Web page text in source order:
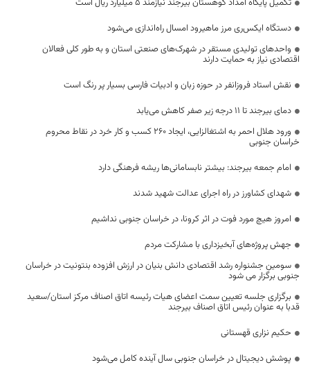
تکمیل پایگاه امداد کوهستان بیرجند نیازمند ۵ میلیارد ریال است
دستگاه ایکس‌ری مرز ماهیرود امسال راه‌اندازی می‌شود
واحدهای تولیدی مستقر در شهرک‌های صنعتی استان و به طور کلی فعالان
اقتصادی نیاز به حمایت دارند
نقش استاد فروزانفر در حوزه زبان و ادبیات فارسی بسیار پر رنگ است
دمای بیرجند تا ۱۱ درجه زیر صفر کاهش می‌یابد
ورود هلال احمر به اشتغالزایی، ایجاد ۲۶۰ کسب و کار خرد در نقاط محروم
خراسان جنوبی
امام جمعه بیرجند: بیشتر نابسامانی‌ها ریشه فرهنگی دارد
شهدای کشاورز در راه اجرای عدالت شهید شدند
امروز هیچ مورد فوت در اثر کرونا، در خراسان جنوبی نداشیم
جهش پروژه‌های آبخیزداری با مشارکت مردم
سومین جشنواره رشد اقتصادی دانش بنیان در ارزش افزوده بنتونیت در خراسان
جنوبی برگزار می شود
برگزاری جلسه تعیین سمت اعضای هیات رئیسه اتاق اصناف مرکز استان/سعید
قدبا به عنوان رئیس اتاق اصناف بیرجند
حکیم نزاری قهستانی
پوشش دیجیتال در خراسان جنوبی سال آینده کامل می‌شود